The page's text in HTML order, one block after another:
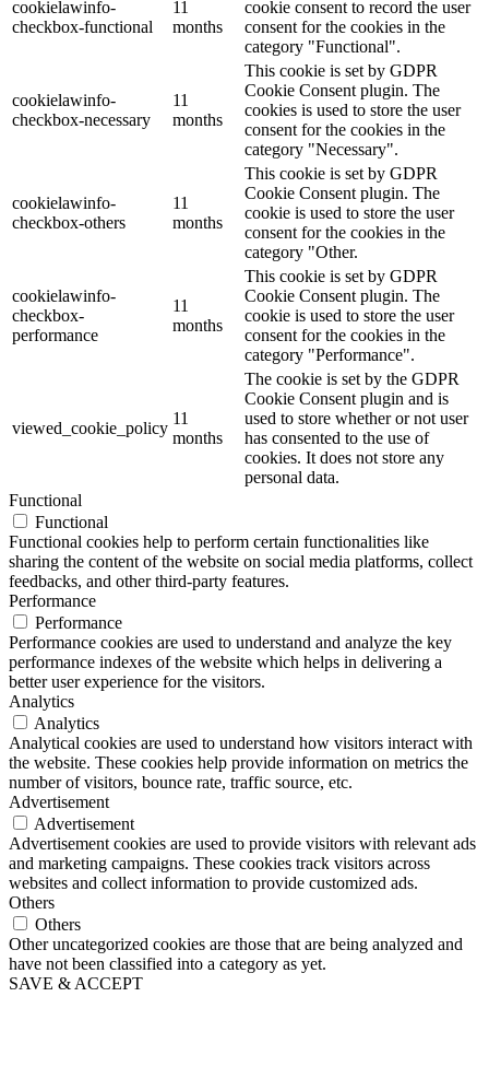
cookielawinfo-
checkbox-functional
11
months
cookie consent to record the user
consent for the cookies in the
category "Functional".
cookielawinfo-
checkbox-necessary
11
months
This cookie is set by GDPR
Cookie Consent plugin. The
cookies is used to store the user
consent for the cookies in the
category "Necessary".
cookielawinfo-
checkbox-others
11
months
This cookie is set by GDPR
Cookie Consent plugin. The
cookie is used to store the user
consent for the cookies in the
category "Other.
cookielawinfo-
checkbox-
performance
11
months
This cookie is set by GDPR
Cookie Consent plugin. The
cookie is used to store the user
consent for the cookies in the
category "Performance".
viewed_cookie_policy
11
months
The cookie is set by the GDPR
Cookie Consent plugin and is
used to store whether or not user
has consented to the use of
cookies. It does not store any
personal data.
Functional
Functional
Functional cookies help to perform certain functionalities like
sharing the content of the website on social media platforms, collect
feedbacks, and other third-party features.
Performance
Performance
Performance cookies are used to understand and analyze the key
performance indexes of the website which helps in delivering a
better user experience for the visitors.
Analytics
Analytics
Analytical cookies are used to understand how visitors interact with
the website. These cookies help provide information on metrics the
number of visitors, bounce rate, traffic source, etc.
Advertisement
Advertisement
Advertisement cookies are used to provide visitors with relevant ads
and marketing campaigns. These cookies track visitors across
websites and collect information to provide customized ads.
Others
Others
Other uncategorized cookies are those that are being analyzed and
have not been classified into a category as yet.
SAVE & ACCEPT